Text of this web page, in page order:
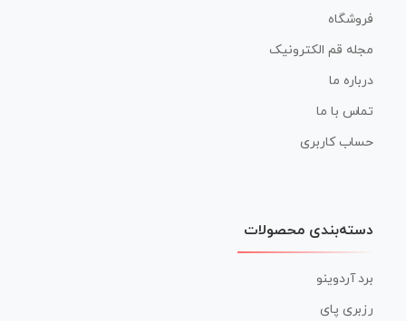
فروشگاه
مجله قم الکترونیک
درباره ما
تماس با ما
حساب کاربری
دسته‌بندی محصولات
برد آردوینو
رزبری پای